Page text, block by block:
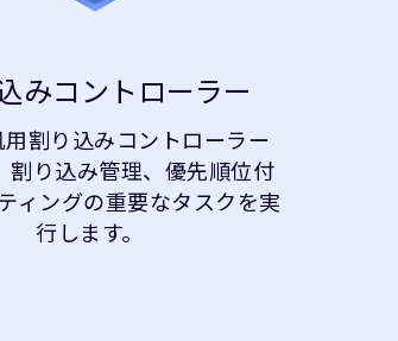
みコントローラー
割り込みコントローラー
割り込み管理、優先順位付
ィングの重要なタスクを実
行します。